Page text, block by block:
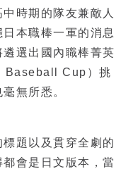
時期的隊友兼敵人
本職棒一軍的消息
選出國內職棒菁英
Baseball Cup）挑
無所悉。
題以及貫穿全劇的
會是日文版本，當